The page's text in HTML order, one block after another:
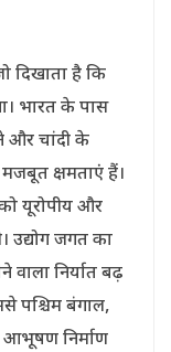
दिखाता है कि
भारत के पास
और चांदी के
क्षमताएं हैं।
यूरोपीय और
उद्योग जगत का
निर्यात बढ़
पश्चिम बंगाल,
आभूषण निर्माण